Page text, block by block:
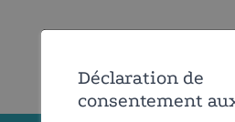
Déclaration de
consentement